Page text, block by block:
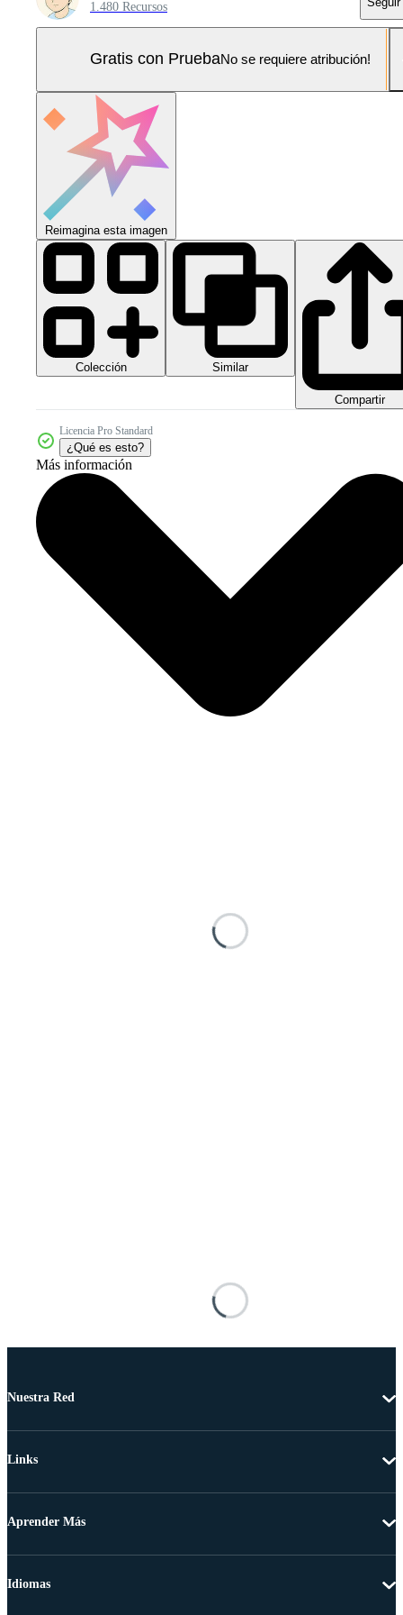
1.480 Recursos
Gratis con PruebaNo se requiere atribución!
Reimagina esta imagen
Colección Similar
Compartir
Licencia Pro Standard
¿Qué es esto?
Más información
Nuestra Red
Links
Aprender Más
Idiomas